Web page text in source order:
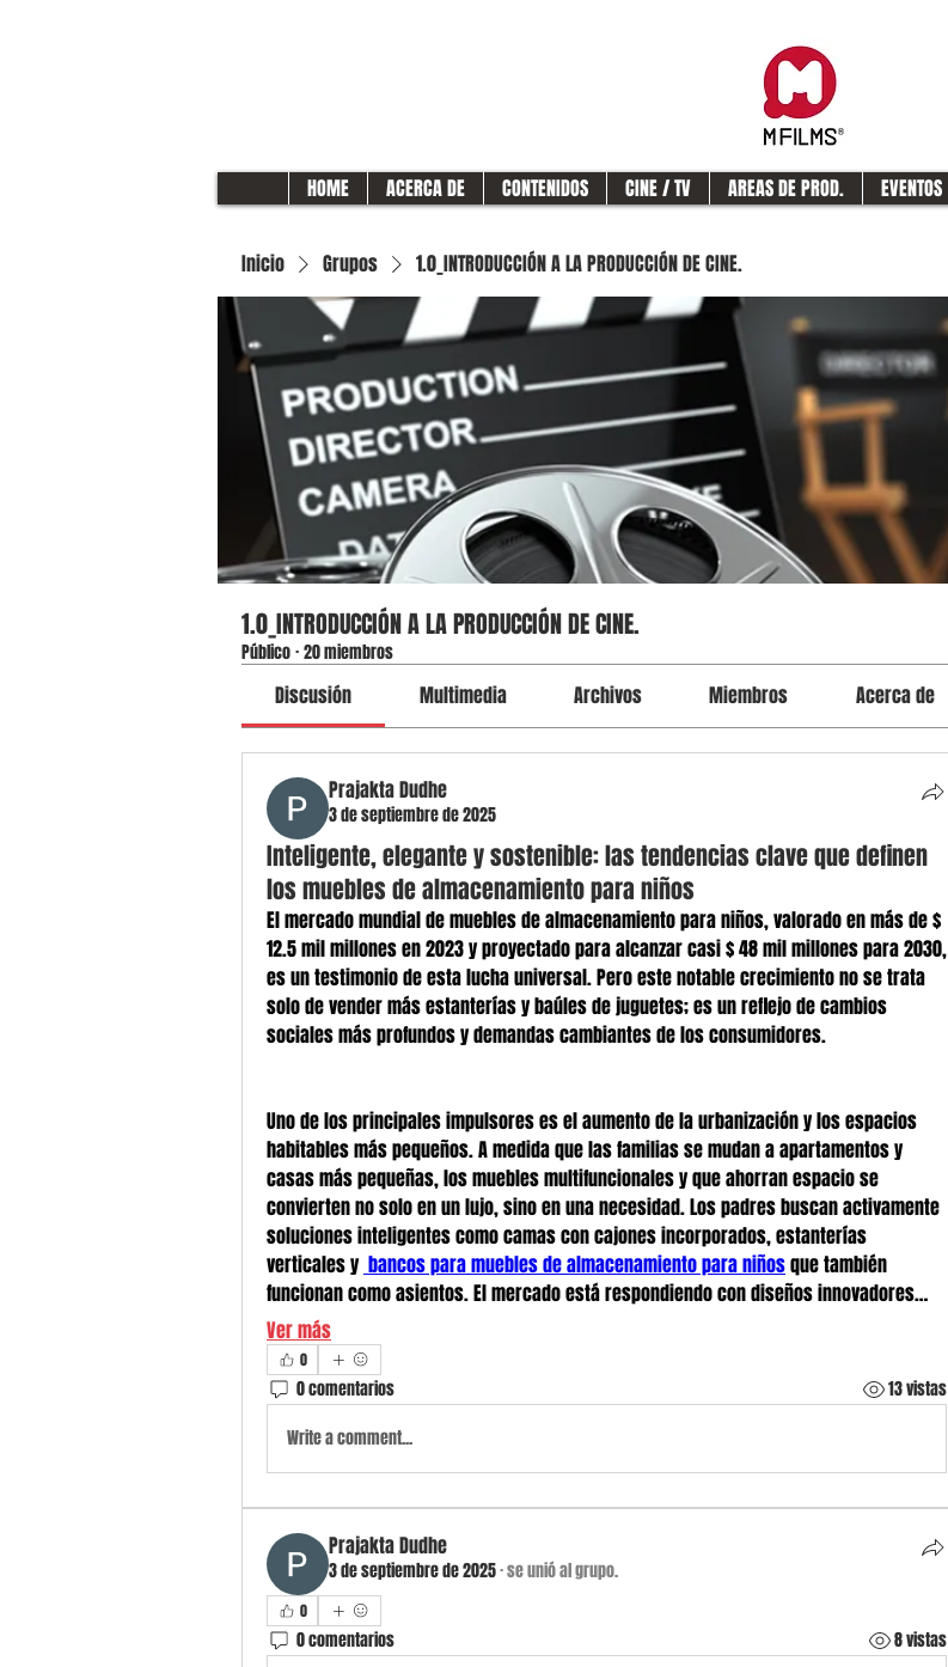
HOME ACERCA DE CONTENIDOS CINE / TV AREAS DE PROD. EVENTOS
Inicio Grupos 1.0_INTRODUCCIÓN A LA PRODUCCIÓN DE CINE.
1.0_INTRODUCCIÓN A LA PRODUCCIÓN DE CINE.
Público·20 miembros
Discusión Multimedia Archivos Miembros Acerca de
Prajakta Dudhe
3 de septiembre de 2025
Inteligente, elegante y sostenible: las tendencias clave que definen
los muebles de almacenamiento para niños
El mercado mundial de muebles de almacenamiento para niños, valorado en más de $
12.5 mil millones en 2023 y proyectado para alcanzar casi $ 48 mil millones para 2030,
es un testimonio de esta lucha universal. Pero este notable crecimiento no se trata
solo de vender más estanterías y baúles de juguetes; es un reflejo de cambios
sociales más profundos y demandas cambiantes de los consumidores.
Uno de los principales impulsores es el aumento de la urbanización y los espacios
habitables más pequeños. A medida que las familias se mudan a apartamentos y
casas más pequeñas, los muebles multifuncionales y que ahorran espacio se
convierten no solo en un lujo, sino en una necesidad. Los padres buscan activamente
soluciones inteligentes como camas con cajones incorporados, estanterías
verticales y bancos para muebles de almacenamiento para niños que también
funcionan como asientos. El mercado está respondiendo con diseños innovadores…
Ver más
0
0 comentarios
13 vistas
Write a comment...
Prajakta Dudhe
3 de septiembre de 2025·se unió al grupo.
0
0 comentarios
8 vistas